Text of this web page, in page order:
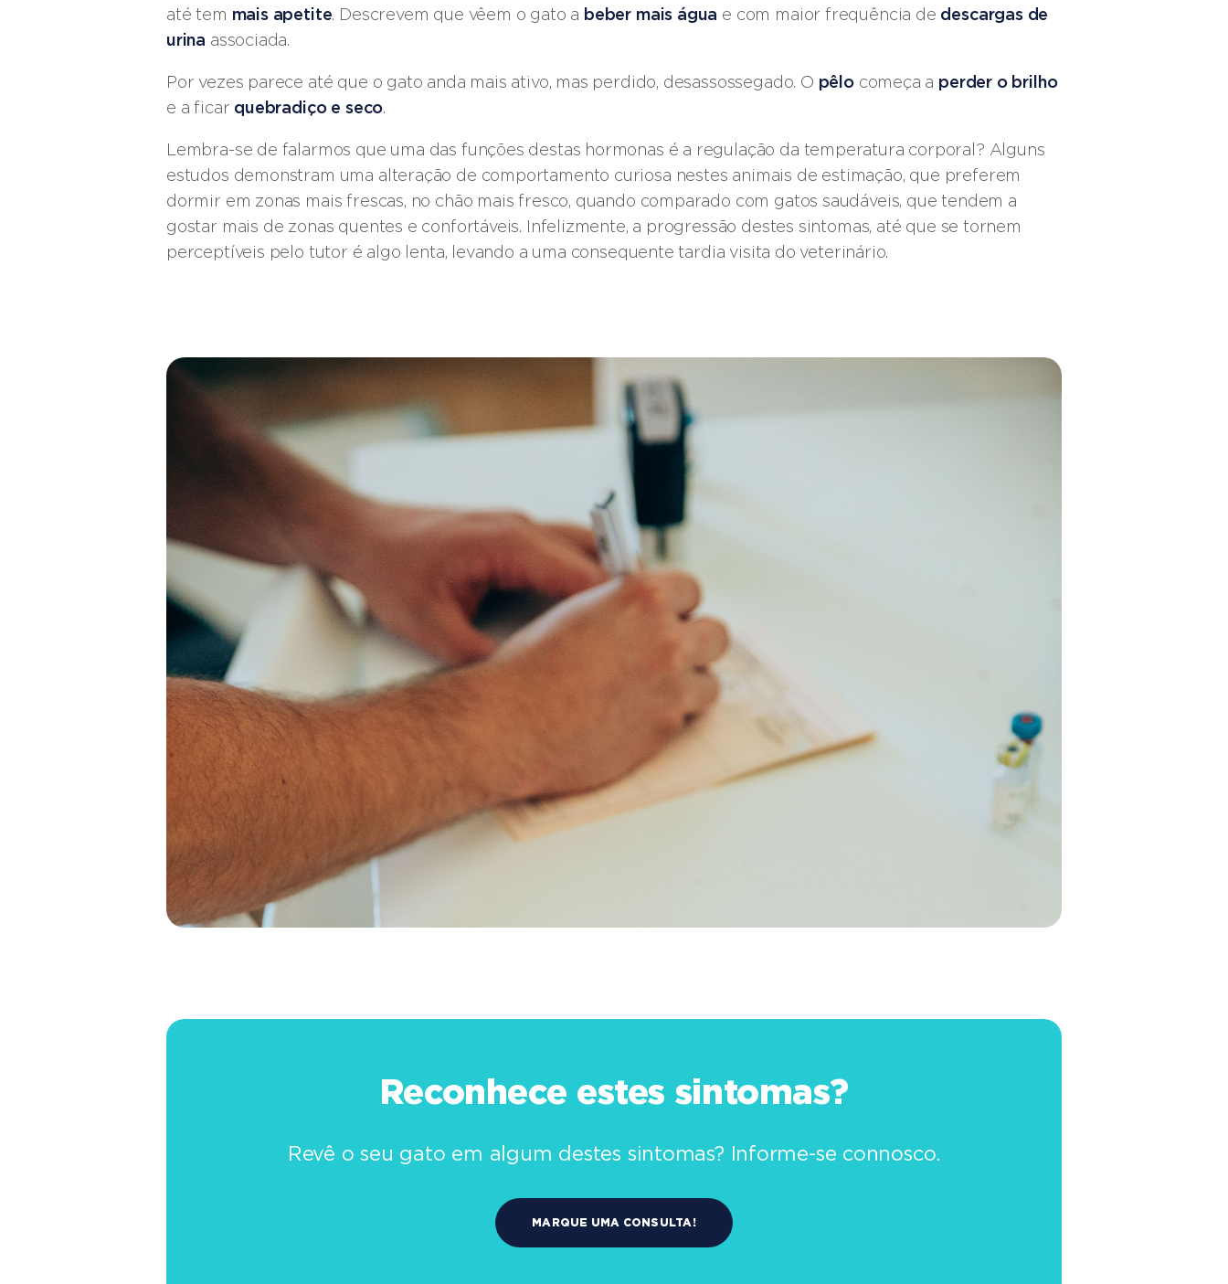
até tem mais apetite. Descrevem que vêem o gato a beber mais água e com maior frequência de descargas de
urina associada.
Por vezes parece até que o gato anda mais ativo, mas perdido, desassossegado. O pêlocomeça a perder o brilho
e a ficar quebradiço e seco.
Lembra-se de falarmos que uma das funções destas hormonas é a regulação da temperatura corporal? Alguns
estudos demonstram uma alteração de comportamento curiosa nestes animais de estimação, que preferem
dormir em zonas mais frescas, no chão mais fresco, quando comparado com gatos saudáveis, que tendem a
gostar mais de zonas quentes e confortáveis. Infelizmente, a progressão destes sintomas, até que se tornem
perceptíveis pelo tutor é algo lenta, levando a uma consequente tardia visita do veterinário.
Reconhece estes sintomas?
Revê o seu gato em algum destes sintomas? Informe-se connosco.
MARQUE UMA CONSULTA!